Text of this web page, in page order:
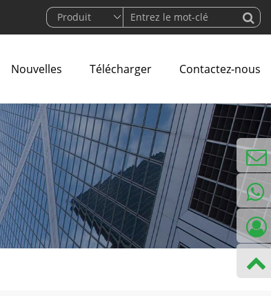
Nouvelles Télécharger Contactez-nous